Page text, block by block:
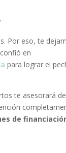
Por eso, te
en
para lograr el
te asesorará de
de